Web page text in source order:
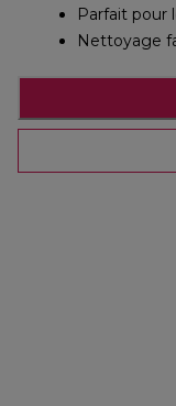
Parfait pour
Nettoyage